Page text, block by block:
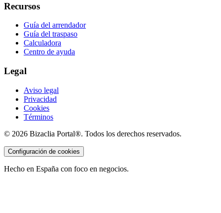
Recursos
Guía del arrendador
Guía del traspaso
Calculadora
Centro de ayuda
Legal
Aviso legal
Privacidad
Cookies
Términos
© 2026 Bizaclia Portal®. Todos los derechos reservados.
Configuración de cookies
Hecho en España con foco en negocios.